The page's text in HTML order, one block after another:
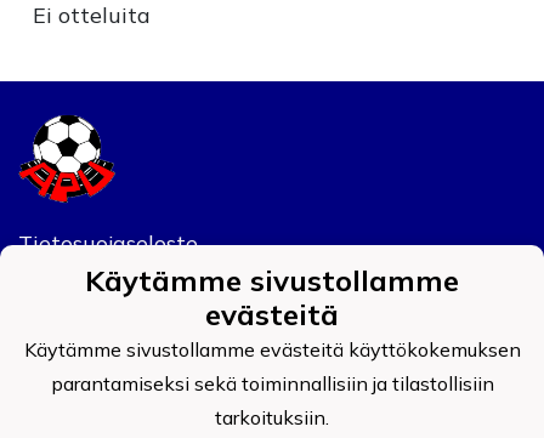
Ei otteluita
Tietosuojaseloste
Auran Palokunnan Urheilijat ry
Käytämme sivustollamme
evästeitä
Käytämme sivustollamme evästeitä käyttökokemuksen
parantamiseksi sekä toiminnallisiin ja tilastollisiin
tarkoituksiin.